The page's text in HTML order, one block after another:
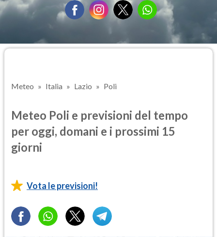
Meteo Italia Lazio Poli
Meteo Poli e previsioni del tempo
per oggi, domani e i prossimi 15
giorni
Vota le previsioni!